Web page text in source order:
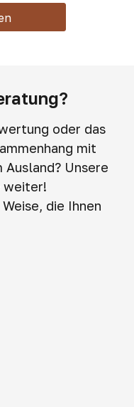
oder das
mit
Unsere
weiter!
die Ihnen